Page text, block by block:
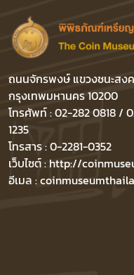
ถนนจักรพงษ์ แขวงชนะสง
กรุงเทพมหานคร 10200
โทรศัพท์ : 02-282 0818 /
1235
โทรสาร : 0-2281-0352
เว็บไซต์ : http://
อีเมล :